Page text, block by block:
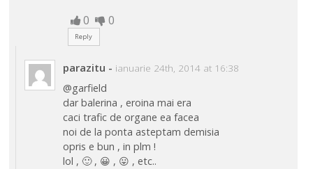
0 0
Reply
parazitu - ianuarie 24th, 2014 at 16:38
@garfield
dar balerina , eroina mai era
caci trafic de organe ea facea
noi de la ponta asteptam demisia
opris e bun , in plm !
lol , 🙂 , 😀 , 😛 , etc..